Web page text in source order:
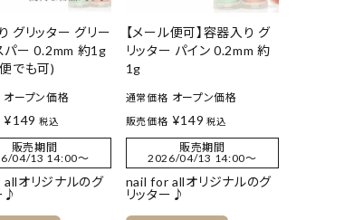
グリッター グリー
パー 0.2mm 約1g
でも可)
オープン価格
¥149 税込
販売期間
04/13 14:00〜
オリジナルのグ
♪
【メール便可】容器入り グ
リッター パイン 0.2mm 約
1g
通常価格 オープン価格
販売価格 ¥149 税込
販売期間
2026/04/13 14:00〜
nail for allオリジナルのグ
リッター♪